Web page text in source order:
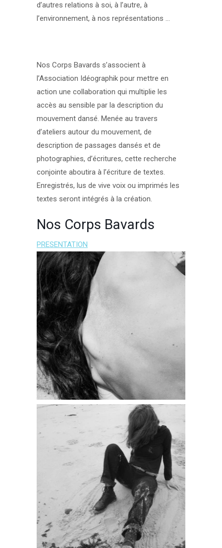
d’autres relations à soi, à l’autre, à
l’environnement, à nos représentations …
Nos Corps Bavards s’associent à
l’Association Idéographik pour mettre en
action une collaboration qui multiplie les
accès au sensible par la description du
mouvement dansé. Menée au travers
d’ateliers autour du mouvement, de
description de passages dansés et de
photographies, d’écritures, cette recherche
conjointe aboutira à l’écriture de textes.
Enregistrés, lus de vive voix ou imprimés les
textes seront intégrés à la création.
Nos Corps Bavards
PRESENTATION